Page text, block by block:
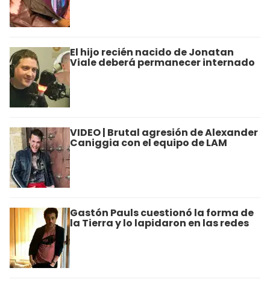
El hijo recién nacido de Jonatan
Viale deberá permanecer internado
VIDEO | Brutal agresión de Alexander
Caniggia con el equipo de LAM
Gastón Pauls cuestionó la forma de
la Tierra y lo lapidaron en las redes